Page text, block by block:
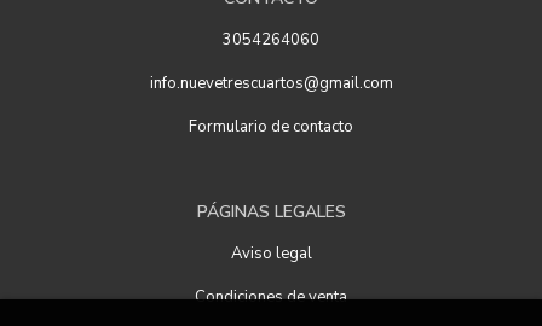
3054264060
info.nuevetrescuartos@gmail.com
Formulario de contacto
PÁGINAS LEGALES
Aviso legal
Condiciones de venta